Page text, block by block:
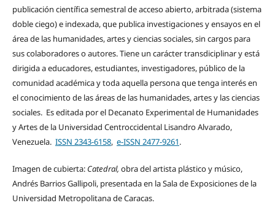
publicación científica semestral de acceso abierto, arbitrada (sistema
doble ciego) e indexada, que publica investigaciones y ensayos en el
área de las humanidades, artes y ciencias sociales, sin cargos para
sus colaboradores o autores. Tiene un carácter transdiciplinar y está
dirigida a educadores, estudiantes, investigadores, público de la
comunidad académica y toda aquella persona que tenga interés en
el conocimiento de las áreas de las humanidades, artes y las ciencias
sociales. Es editada por el Decanato Experimental de Humanidades
y Artes de la Universidad Centroccidental Lisandro Alvarado,
Venezuela. ISSN 2343-6158, e-ISSN 2477-9261.
Imagen de cubierta:Catedral, obra del artista plástico y músico,
Andrés Barrios Gallipoli, presentada en la Sala de Exposiciones de la
Universidad Metropolitana de Caracas.